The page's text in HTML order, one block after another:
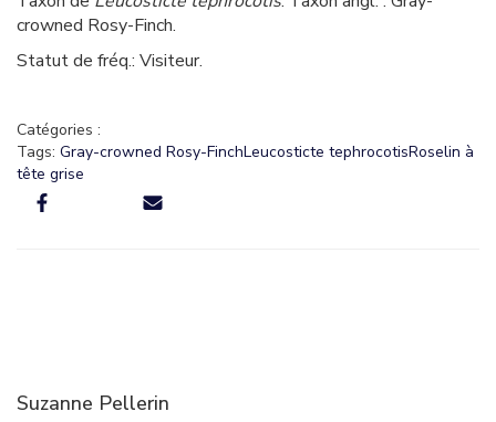
crowned Rosy-Finch.
Statut de fréq.: Visiteur.
Catégories :
Tags: Gray-crowned Rosy-FinchLeucosticte tephrocotisRoselin à
tête grise
Suzanne Pellerin